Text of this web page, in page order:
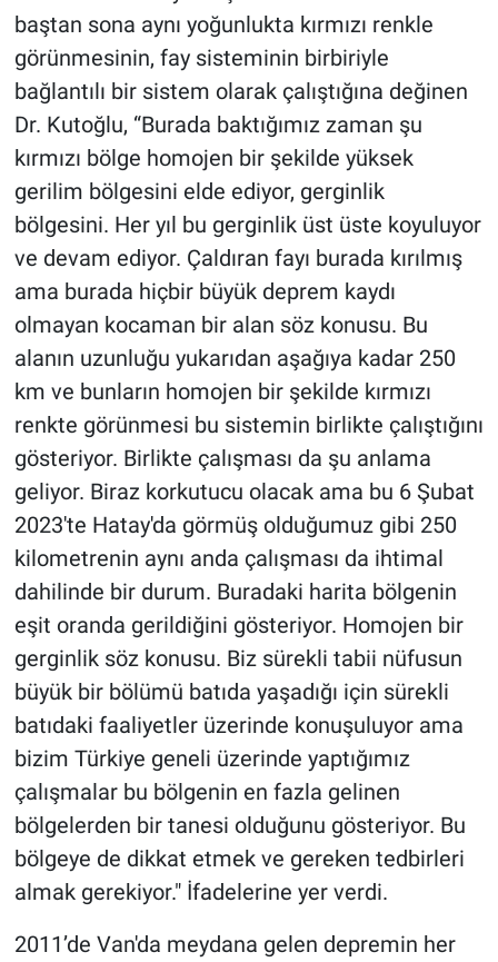
baştan sona aynı yoğunlukta kırmızı renkle
görünmesinin, fay sisteminin birbiriyle
bağlantılı bir sistem olarak çalıştığına değinen
Dr. Kutoğlu, “Burada baktığımız zaman şu
kırmızı bölge homojen bir şekilde yüksek
gerilim bölgesini elde ediyor, gerginlik
bölgesini. Her yıl bu gerginlik üst üste koyuluyor
ve devam ediyor. Çaldıran fayı burada kırılmış
ama burada hiçbir büyük deprem kaydı
olmayan kocaman bir alan söz konusu. Bu
alanın uzunluğu yukarıdan aşağıya kadar 250
km ve bunların homojen bir şekilde kırmızı
renkte görünmesi bu sistemin birlikte çalıştığını
gösteriyor. Birlikte çalışması da şu anlama
geliyor. Biraz korkutucu olacak ama bu 6 Şubat
2023'te Hatay'da görmüş olduğumuz gibi 250
kilometrenin aynı anda çalışması da ihtimal
dahilinde bir durum. Buradaki harita bölgenin
eşit oranda gerildiğini gösteriyor. Homojen bir
gerginlik söz konusu. Biz sürekli tabii nüfusun
büyük bir bölümü batıda yaşadığı için sürekli
batıdaki faaliyetler üzerinde konuşuluyor ama
bizim Türkiye geneli üzerinde yaptığımız
çalışmalar bu bölgenin en fazla gelinen
bölgelerden bir tanesi olduğunu gösteriyor. Bu
bölgeye de dikkat etmek ve gereken tedbirleri
almak gerekiyor." İfadelerine yer verdi.
2011’de Van'da meydana gelen depremin her